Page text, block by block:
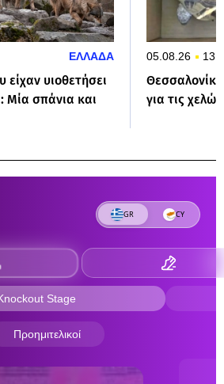
ΕΛΛΑΔΑ
υιοθετήσει
Μία σπάνια και
05.08.26
για τις